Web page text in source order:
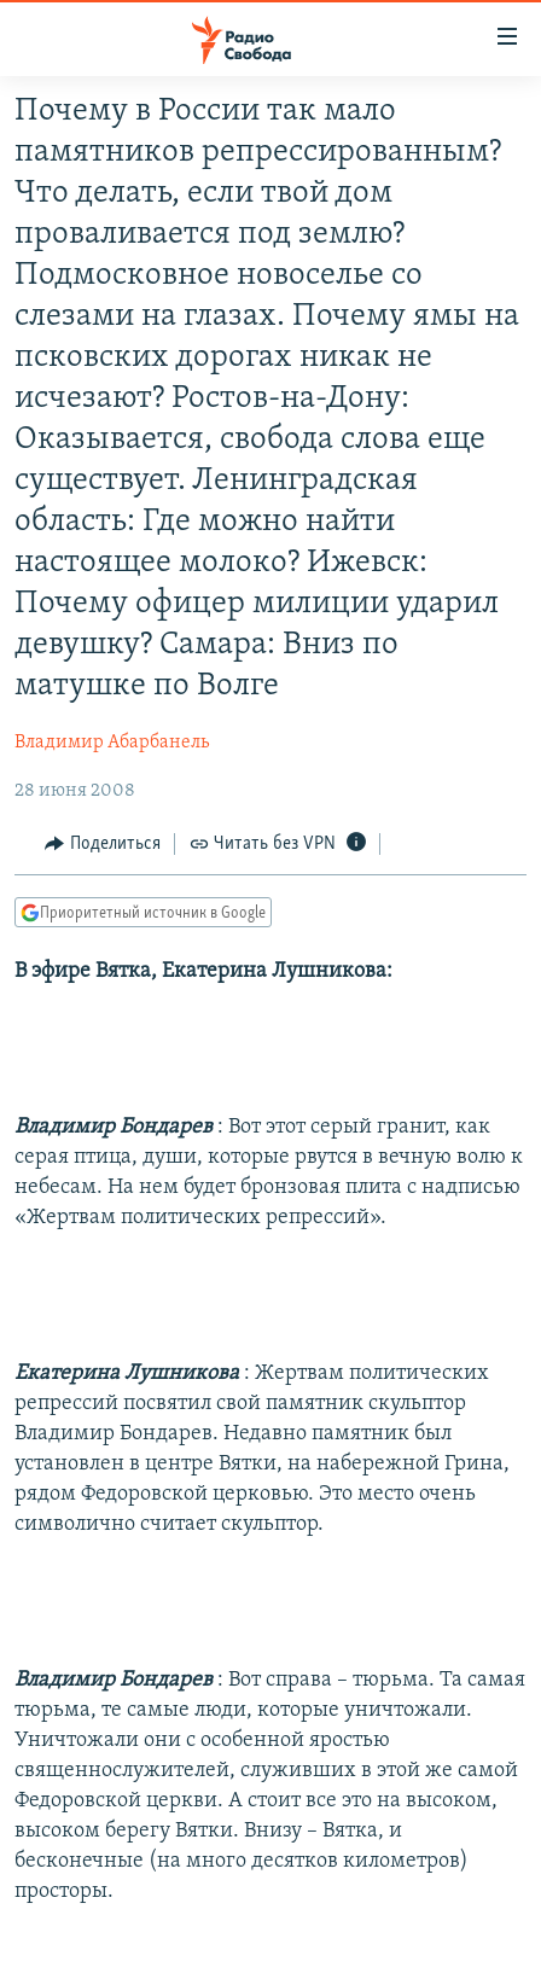
упрощенного
доступа
Вернуться
основному
содержанию
главной
навигации
поиску
ПРОГРАММЫ
ЦИТАТЫ СВОБОДЫ
КУЛЬТУРА
IDEL.РЕАЛИИ
КАВКАЗ.РЕАЛИИ
СЕВЕР.РЕАЛИИ
СИБИРЬ.РЕАЛИИ
РАСПИСАНИЕ ВЕЩАНИЯ
ПОДПИШИТЕСЬ НА РАССЫЛКУ
Все сайты РСЕ/РС
Почему в России так мало
памятников репрессированным?
Что делать, если твой дом
проваливается под землю?
Подмосковное новоселье со
слезами на глазах. Почему ямы на
псковских дорогах никак не
исчезают? Ростов-на-Дону:
Оказывается, свобода слова еще
существует. Ленинградская
область: Где можно найти
настоящее молоко? Ижевск:
Почему офицер милиции ударил
девушку? Самара: Вниз по
матушке по Волге
Владимир Абарбанель
28 июня 2008
Поделиться Читать без VPN
Приоритетный источник в Google
В эфире Вятка, Екатерина Лушникова:
Владимир Бондарев : Вот этот серый гранит, как
серая птица, души, которые рвутся в вечную волю к
небесам. На нем будет бронзовая плита с надписью
«Жертвам политических репрессий».
Екатерина Лушникова : Жертвам политических
репрессий посвятил свой памятник скульптор
Владимир Бондарев. Недавно памятник был
установлен в центре Вятки, на набережной Грина,
рядом Федоровской церковью. Это место очень
символично считает скульптор.
Владимир Бондарев : Вот справа – тюрьма. Та самая
тюрьма, те самые люди, которые уничтожали.
Уничтожали они с особенной яростью
священнослужителей, служивших в этой же самой
Федоровской церкви. А стоит все это на высоком,
высоком берегу Вятки. Внизу – Вятка, и
бесконечные (на много десятков километров)
просторы.